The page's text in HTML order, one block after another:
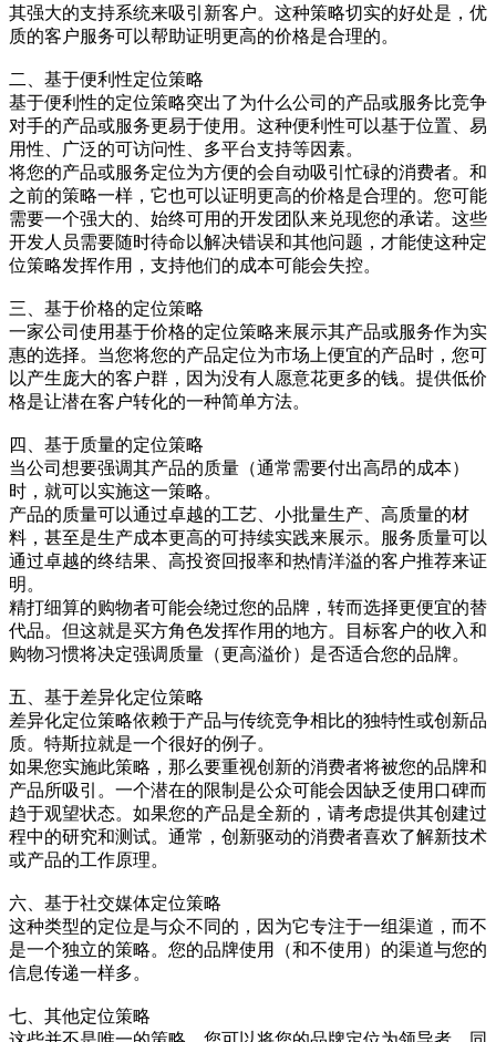
其强大的支持系统来吸引新客户。这种策略切实的好处是，优
质的客户服务可以帮助证明更高的价格是合理的。
二、基于便利性定位策略
基于便利性的定位策略突出了为什么公司的产品或服务比竞争
对手的产品或服务更易于使用。这种便利性可以基于位置、易
用性、广泛的可访问性、多平台支持等因素。
将您的产品或服务定位为方便的会自动吸引忙碌的消费者。和
之前的策略一样，它也可以证明更高的价格是合理的。您可能
需要一个强大的、始终可用的开发团队来兑现您的承诺。这些
开发人员需要随时待命以解决错误和其他问题，才能使这种定
位策略发挥作用，支持他们的成本可能会失控。
三、基于价格的定位策略
一家公司使用基于价格的定位策略来展示其产品或服务作为实
惠的选择。当您将您的产品定位为市场上便宜的产品时，您可
以产生庞大的客户群，因为没有人愿意花更多的钱。提供低价
格是让潜在客户转化的一种简单方法。
四、基于质量的定位策略
当公司想要强调其产品的质量（通常需要付出高昂的成本）
时，就可以实施这一策略。
产品的质量可以通过卓越的工艺、小批量生产、高质量的材
料，甚至是生产成本更高的可持续实践来展示。服务质量可以
通过卓越的终结果、高投资回报率和热情洋溢的客户推荐来证
明。
精打细算的购物者可能会绕过您的品牌，转而选择更便宜的替
代品。但这就是买方角色发挥作用的地方。目标客户的收入和
购物习惯将决定强调质量（更高溢价）是否适合您的品牌。
五、基于差异化定位策略
差异化定位策略依赖于产品与传统竞争相比的独特性或创新品
质。特斯拉就是一个很好的例子。
如果您实施此策略，那么要重视创新的消费者将被您的品牌和
产品所吸引。一个潜在的限制是公众可能会因缺乏使用口碑而
趋于观望状态。如果您的产品是全新的，请考虑提供其创建过
程中的研究和测试。通常，创新驱动的消费者喜欢了解新技术
或产品的工作原理。
六、基于社交媒体定位策略
这种类型的定位是与众不同的，因为它专注于一组渠道，而不
是一个独立的策略。您的品牌使用（和不使用）的渠道与您的
信息传递一样多。
七、其他定位策略